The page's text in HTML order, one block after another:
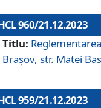
960/21.12.2023
Titlu:
Brașov, str. Matei
959/21.12.2023